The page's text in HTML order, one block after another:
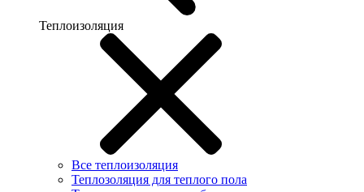
Теплоизоляция
Все теплоизоляция
Теплозоляция для теплого пола